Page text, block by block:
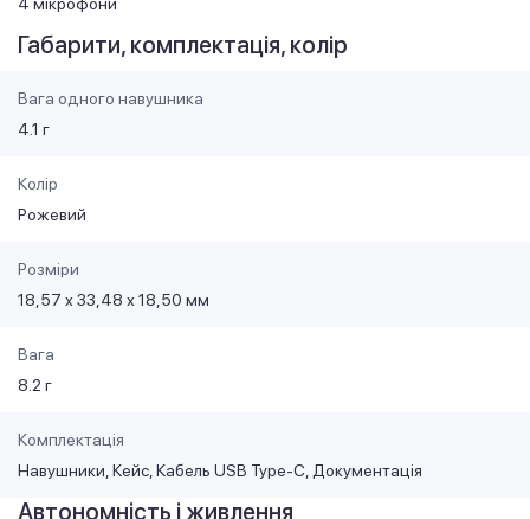
4 мікрофони
Габарити, комплектація, колір
Вага одного навушника
4.1 г
Колір
Рожевий
Розміри
18,57 х 33,48 х 18,50 мм
Вага
8.2 г
Комплектація
Навушники, Кейс, Кабель USB Type-C, Документація
Автономність і живлення